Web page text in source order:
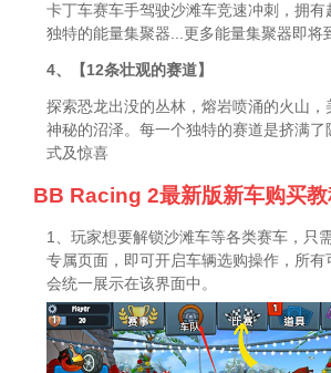
卡丁车赛车手驾驶沙滩车竞速冲刺，拥有
独特的能量集聚器...更多能量集聚器即将
4、【12条壮观的赛道】
探索恐龙出没的丛林，熔岩喷涌的火山，
神秘的沼泽。每一个独特的赛道是挤满了
式及惊喜
BB Racing 2最新版新车购买
1、玩家想要解锁沙滩车等各类赛车，只
专属页面，即可开启车辆选购操作，所有
会统一展示在该界面中。